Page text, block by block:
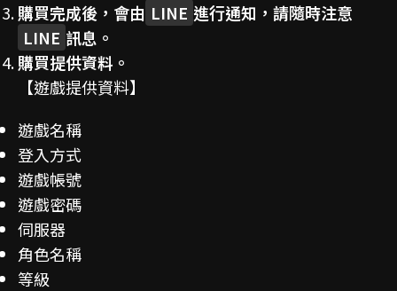
購買完成後，會由 LINE 進行通知，請隨時注意
LINE 訊息。
購買提供資料。
【遊戲提供資料】
遊戲名稱
登入方式
遊戲帳號
遊戲密碼
伺服器
角色名稱
等級